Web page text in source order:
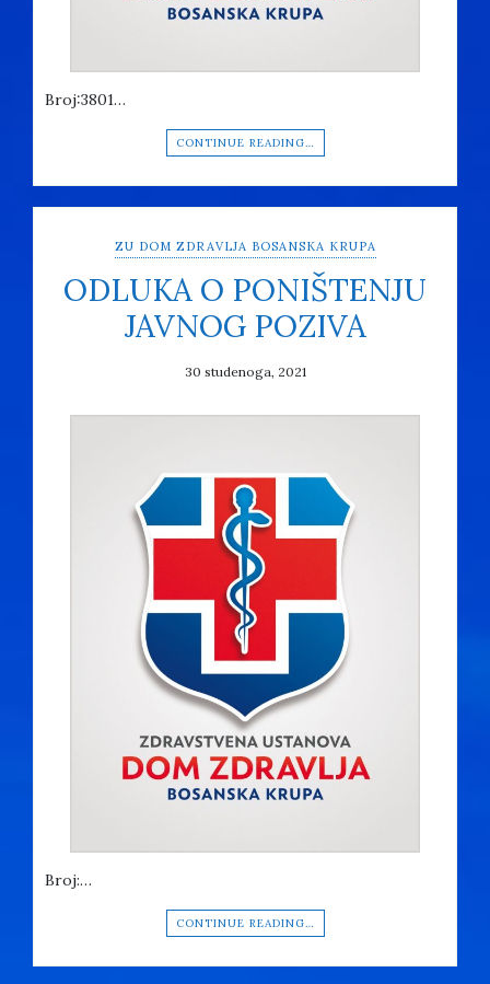
Broj:3801…
CONTINUE READING…
ZU DOM ZDRAVLJA BOSANSKA KRUPA
ODLUKA O PONIŠTENJU
JAVNOG POZIVA
30 studenoga, 2021
Broj:…
CONTINUE READING…